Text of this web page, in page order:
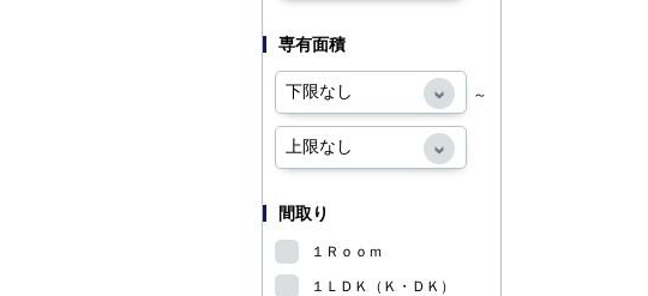
専有面積
～
間取り
１Ｒｏｏｍ
１ＬＤＫ（Ｋ・ＤＫ）